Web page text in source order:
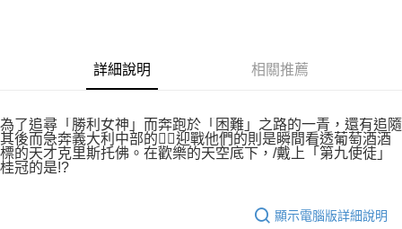
權轉讓予恩沛科技股份有限公司。
２．關於個人資料處理事宜，請瀏覽以下網址：
https://aftee.tw/terms/#terms3
「AFTEE先享後付」，若未經同意申辦者引起之損失，本公司不負相關責
任。
４．使用「AFTEE先享後付」時，將依據個別帳號之用戶狀況，依本公司即
時審查核予不同之上限額度；若仍有額度不足之情形，本公司將視審查結果
５．嚴禁一人註冊多個帳號或使用他人資訊註冊。若發現惡意使用之情形，
恩沛科技股份有限公司將有權停止該用戶之使用額度並採取法律行動。
付款後7-11取貨
每筆NT$80，滿NT$500(含以上)免運費
宅配
每筆NT$100，滿NT$800(含以上)免運費
國家/地區配送
詳細說明 相關推薦
為了追尋「勝利女神」而奔跑於「困難」之路的一青，還有追隨
其後而急奔義大利中部的，迎戰他們的則是瞬間看透葡萄酒酒
標的天才克里斯托佛。在歡樂的天空底下，/戴上「第九使徒」
桂冠的是!?
顯示電腦版詳細說明